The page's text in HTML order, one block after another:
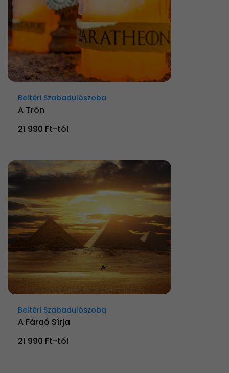
Beltéri Szabadulószoba
A Trón
21 990 Ft-tól
Beltéri Szabadulószoba
A Fáraó Sírja
21 990 Ft-tól